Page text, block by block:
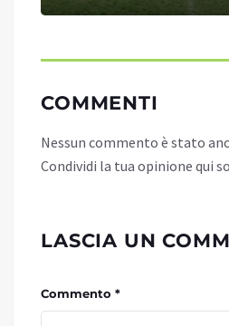
COMMENTI
Nessun commento è stato
Condividi la tua opinione qui
LASCIA UN
Commento *